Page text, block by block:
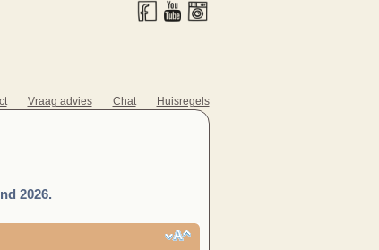
Vraag advies Chat Huisregels
2026.